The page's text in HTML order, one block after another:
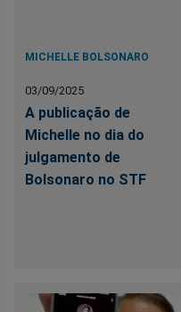
MICHELLE BOLSONARO
03/09/2025
A publicação de
Michelle no dia do
julgamento de
Bolsonaro no STF